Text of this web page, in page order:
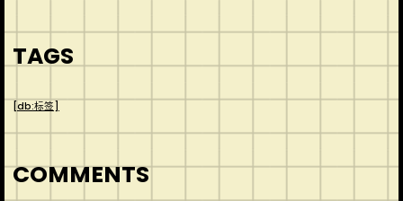
TAGS
[db:标签]
COMMENTS